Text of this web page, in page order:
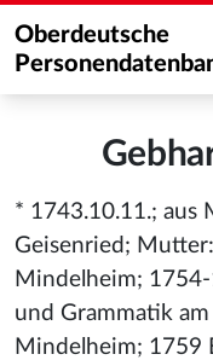
Oberdeutsche
* 1743.10.11.; aus
Geisenried;
Mindelheim;
und Grammatik
Mindelheim; 1759